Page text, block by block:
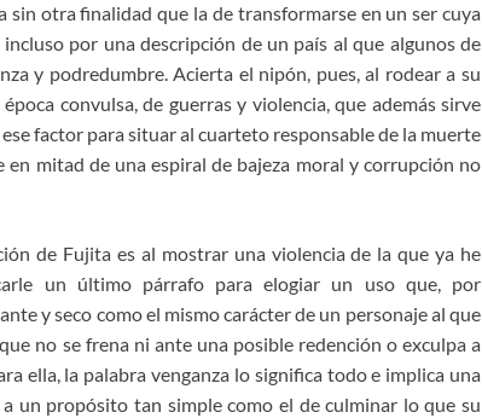
otra finalidad que la de transformarse en un ser cuya
por una descripción de un país al que algunos de
y podredumbre. Acierta el nipón, pues, al rodear a su
convulsa, de guerras y violencia, que además sirve
factor para situar al cuarteto responsable de la muerte
mitad de una espiral de bajeza moral y corrupción no
de Fujita es al mostrar una violencia de la que ya he
un último párrafo para elogiar un uso que, por
y seco como el mismo carácter de un personaje al que
no se frena ni ante una posible redención o exculpa a
ella, la palabra venganza lo significa todo e implica una
un propósito tan simple como el de culminar lo que su